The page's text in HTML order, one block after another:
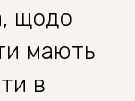
щодо
мають
в